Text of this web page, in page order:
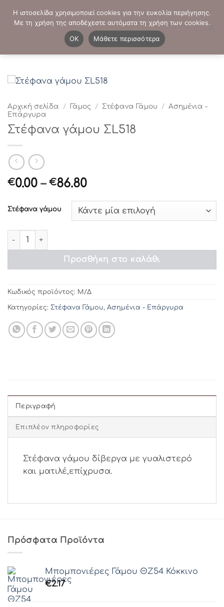
στο
ΤΗΛΕΦΩΝΙΚΕΣ ΠΑΡΑΓΓΕΛΙΕΣ: - 2103821941
Αρχική σελίδα / Γάμος / Στέφανα Γάμου / Ασημένια -
Επάργυρα
Στέφανα γάμου ΣL518
€0.00 – €86.80Price
€0.00
through
Στέφανα γάμου
Στέφανα γάμου ΣL518 ποσότητα
Προσθήκη στο καλάθι
Κωδικός προϊόντος: Μ/Δ
Κατηγορίες: Στέφανα Γάμου, Ασημένια - Επάργυρα
Περιγραφή
Επιπλέον πληροφορίες
Στέφανα γάμου δίβεργα με γυαλιστερό
και ματιλέ,επίχρυσα.
Πρόσφατα Προϊόντα
Μπομπονιέρες Γάμου ΘZ54 Κόκκινο
€2.17
Η ιστοσελίδα χρησιμοποιεί cookies για την ευκολία περιήγησης.
Με τη χρήση της αποδέχεστε αυτόματα τη χρήση των cookies.
OK
Μάθετε περισσότερα